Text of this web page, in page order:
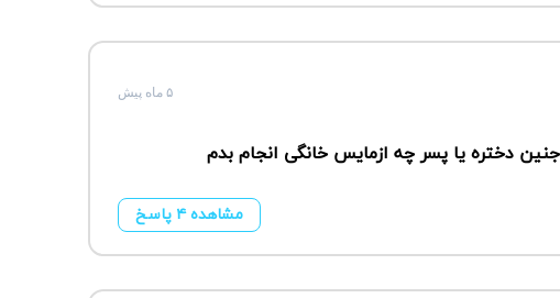
۵ ماه پیش
دختره یا پسر چه ازمایس خانگی انجام بدم
مشاهده ۴ پاسخ